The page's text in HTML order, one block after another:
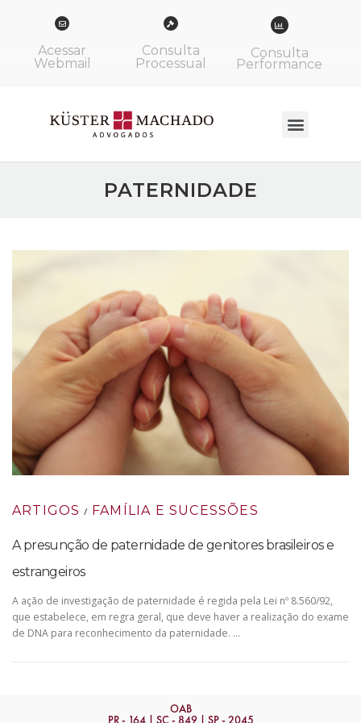
Acessar
Webmail
Consulta
Processual
Consulta
Performance
PATERNIDADE
ARTIGOS / FAMÍLIA E SUCESSÕES
A presunção de paternidade de genitores brasileiros e
estrangeiros
A ação de investigação de paternidade é regida pela Lei nº 8.560/92,
que estabelece, em regra geral, que deve haver a realização do exame
de DNA para reconhecimento da paternidade. …
OAB
PR - 164 | SC - 849 | SP - 2045